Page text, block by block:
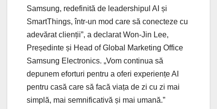
Samsung, redefinită de leadershipul AI și
SmartThings, într-un mod care să conecteze cu
adevărat clienții”, a declarat Won-Jin Lee,
Președinte și Head of Global Marketing Office
Samsung Electronics. „Vom continua să
depunem eforturi pentru a oferi experiențe AI
pentru casă care să facă viața de zi cu zi mai
simplă, mai semnificativă și mai umană.”